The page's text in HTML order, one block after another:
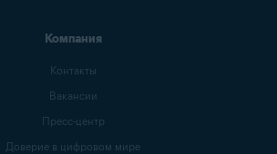
Компания
Контакты
Вакансии
Пресс-центр
Доверие в цифровом мире